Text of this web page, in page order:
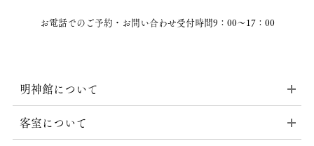
お電話でのご予約・お問い合わせ受付時間9：00〜17：00
明神館について
客室について